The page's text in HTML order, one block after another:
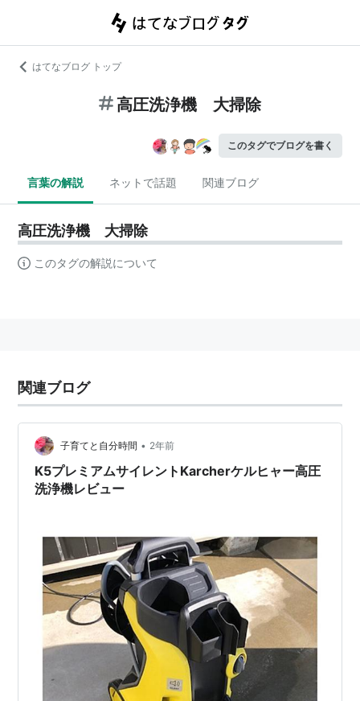
はてなブログ トップ
高圧洗浄機 大掃除
このタグでブログを書く
言葉の解説 ネットで話題 関連ブログ
高圧洗浄機 大掃除
このタグの解説について
関連ブログ
子育てと自分時間 • 2年前
K5プレミアムサイレントKarcherケルヒャー高圧
洗浄機レビュー